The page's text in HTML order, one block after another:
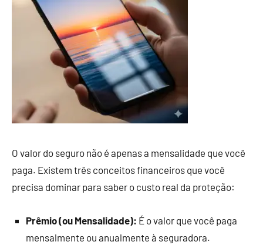
O valor do seguro não é apenas a mensalidade que você
paga. Existem três conceitos financeiros que você
precisa dominar para saber o custo real da proteção:
Prêmio (ou Mensalidade): É o valor que você paga
mensalmente ou anualmente à seguradora.